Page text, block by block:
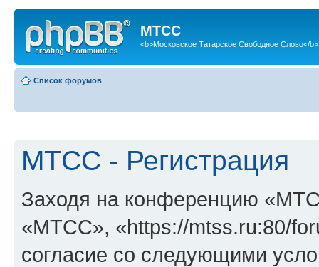
МТСС
<b>Московское Татарское Свободное Слово</b>
Список форумов
МТСС - Регистрация
Заходя на конференцию
«МТСС», «https://mtss.ru:80/
согласие со следующими